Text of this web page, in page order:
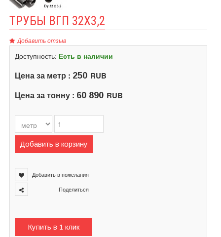
ТРУБЫ ВГП 32Х3,2
Добавить отзыв
Доступность: Есть в наличии
Цена за метр : 250 RUB
Цена за тонну : 60 890 RUB
Добавить в корзину
Добавить в пожелания
Поделиться
Купить в 1 клик